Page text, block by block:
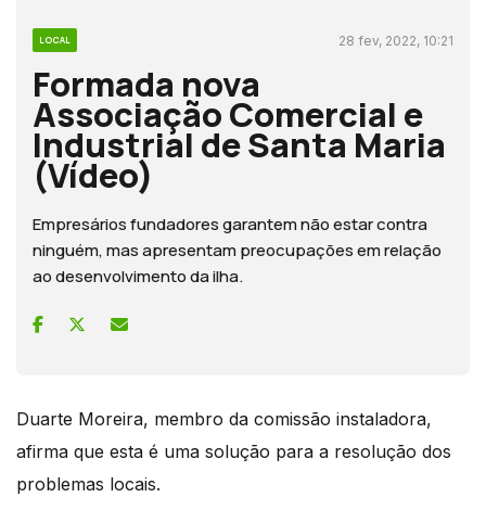
LOCAL 28 fev, 2022, 10:21
Formada nova
Associação Comercial e
Industrial de Santa Maria
(Vídeo)
Empresários fundadores garantem não estar contra
ninguém, mas apresentam preocupações em relação
ao desenvolvimento da ilha.
Duarte Moreira, membro da comissão instaladora,
afirma que esta é uma solução para a resolução dos
problemas locais.